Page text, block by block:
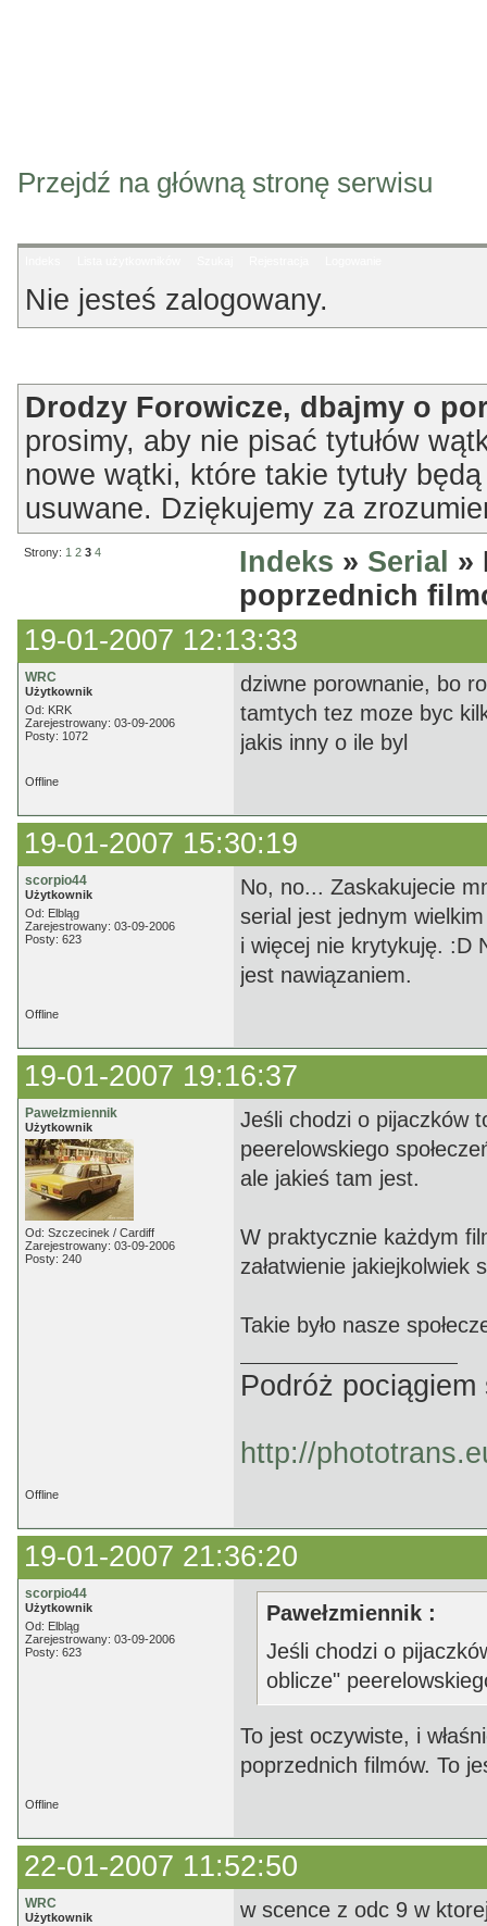
Przejdź na główną stronę serwisu
Nie jesteś zalogowany.
Drodzy Forowicze, dbajmy o
prosimy, aby nie pisać tytułów
nowe wątki, które takie tytuły
usuwane. Dziękujemy za
Strony: 1 2 3 4 Indeks » Serial »
poprzednich
19-01-2007 12:13:33
WRC
Użytkownik
Od: KRK
Zarejestrowany: 03-09-2006
Posty: 1072
dziwne porownanie, bo
tamtych tez moze byc
jakis inny o ile byl
Offline
19-01-2007 15:30:19
scorpio44
Użytkownik
Od: Elbląg
Zarejestrowany: 03-09-2006
Posty: 623
No, no... Zaskakujecie
serial jest jednym
i więcej nie krytykuję. :D
jest nawiązaniem.
Offline
19-01-2007 19:16:37
Pawełzmiennik
Użytkownik
Od: Szczecinek / Cardiff
Zarejestrowany: 03-09-2006
Posty: 240
Jeśli chodzi o pijaczków
peerelowskiego
ale jakieś tam jest.
W praktycznie każdym
załatwienie jakiejkolwiek
Takie było nasze
Podróż
http://
Offline
19-01-2007 21:36:20
scorpio44
Użytkownik
Od: Elbląg
Zarejestrowany: 03-09-2006
Posty: 623
Pawełzmiennik :
Jeśli chodzi o
oblicze"
To jest oczywiste, i
poprzednich filmów. To
Offline
22-01-2007 11:52:50
WRC
Użytkownik
w scence z odc 9 w